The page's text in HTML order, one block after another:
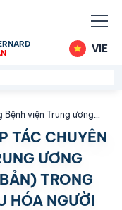
VIE
viện Trung ương
khỏe tiêu hóa người
TÁC CHUYÊN
ƯƠNG
TRONG
HÓA NGƯỜI